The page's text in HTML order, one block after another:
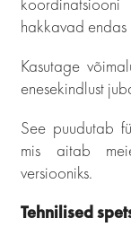
hakkavad endas
Kasutage
enesekindlust
See puudutab
mis aitab
versiooniks.
Tehnilised